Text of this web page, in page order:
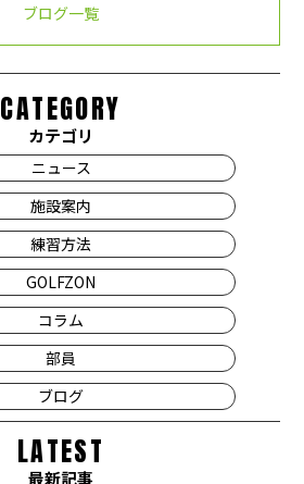
ブログ一覧
CATEGORY
カテゴリ
ニュース
施設案内
練習方法
GOLFZON
コラム
部員
ブログ
LATEST
最新記事